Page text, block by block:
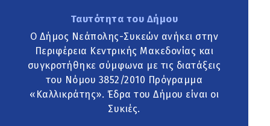
Ταυτότητα του Δήμου
Ο Δήμος Νεάπολης-Συκεών ανήκει στην
Περιφέρεια Κεντρικής Μακεδονίας και
συγκροτήθηκε σύμφωνα με τις διατάξεις
του Νόμου 3852/2010 Πρόγραμμα
«Καλλικράτης». Έδρα του Δήμου είναι οι
Συκιές.